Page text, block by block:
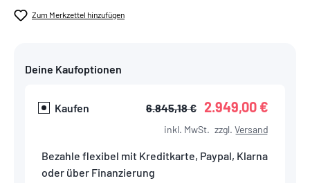
Zum Merkzettel hinzufügen
Deine Kaufoptionen
Kaufen 6.845,18 € 2.949,00 €
inkl. MwSt. zzgl. Versand
Bezahle flexibel mit Kreditkarte, Paypal, Klarna
oder über Finanzierung